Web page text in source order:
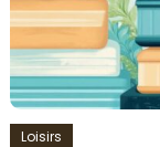
Loisirs